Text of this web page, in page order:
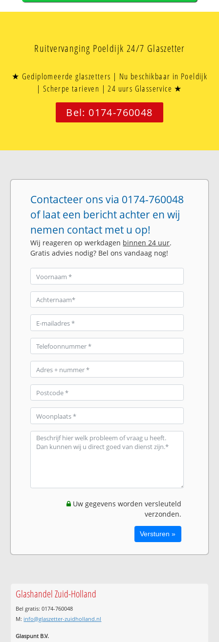
Ruitvervanging Poeldijk 24/7 Glaszetter
★ Gediplomeerde glaszetters | Nu beschikbaar in Poeldijk
| Scherpe tarieven | 24 uurs Glasservice ★
Bel: 0174-760048
Contacteer ons via 0174-760048
of laat een bericht achter en wij
nemen contact met u op!
Wij reageren op werkdagen binnen 24 uur.
Gratis advies nodig? Bel ons vandaag nog!
Uw gegevens worden versleuteld
verzonden.
Glashandel Zuid-Holland
Bel gratis: 0174-760048
M: info@glaszetter-zuidholland.nl
Glaspunt B.V.